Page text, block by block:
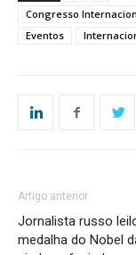
Congresso
Eventos
Artigo anterior
Jornalista russo
medalha do Nobel